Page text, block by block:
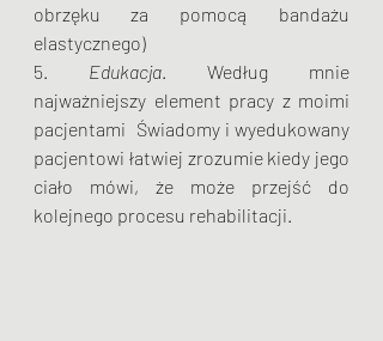
obrzęku za pomocą bandażu
elastycznego)
5. Edukacja. Według mnie
najważniejszy element pracy z moimi
pacjentami  Świadomy i wyedukowany
pacjentowi łatwiej zrozumie kiedy jego
ciało mówi, że może przejść do
kolejnego procesu rehabilitacji.